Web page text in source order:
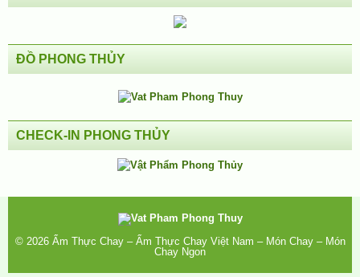
ĐỒ PHONG THỦY
CHECK-IN PHONG THỦY
© 2026 Ẩm Thực Chay – Ẩm Thực Chay Việt Nam – Món Chay – Món
Chay Ngon